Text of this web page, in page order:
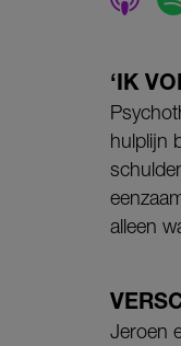
‘IK
hulplijn
alleen
Jeroen